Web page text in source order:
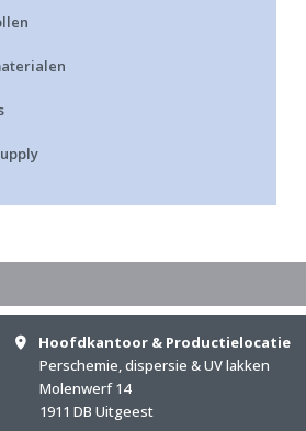
Hoofdkantoor & Productielocatie
Perschemie, dispersie & UV lakken
Molenwerf 14
1911 DB Uitgeest